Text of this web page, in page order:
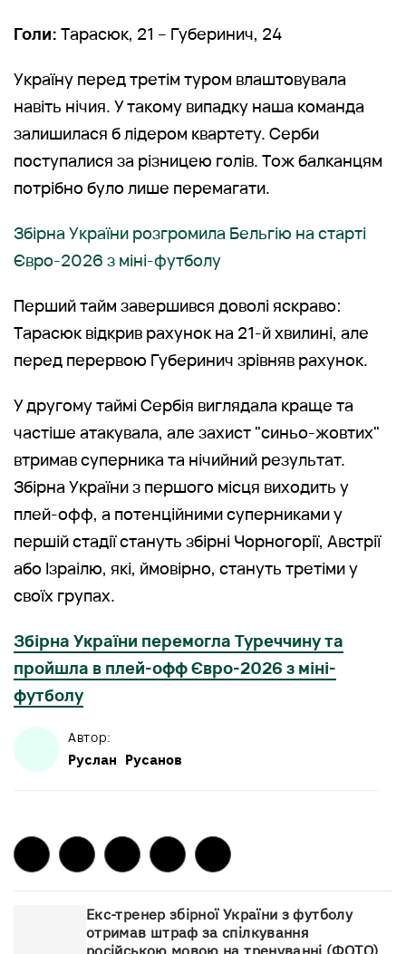
Голи: Тарасюк, 21 – Губеринич, 24
Україну перед третім туром влаштовувала
навіть нічия. У такому випадку наша команда
залишилася б лідером квартету. Серби
поступалися за різницею голів. Тож балканцям
потрібно було лише перемагати.
Збірна України розгромила Бельгію на старті
Євро-2026 з міні-футболу
Перший тайм завершився доволі яскраво:
Тарасюк відкрив рахунок на 21-й хвилині, але
перед перервою Губеринич зрівняв рахунок.
У другому таймі Сербія виглядала краще та
частіше атакувала, але захист "синьо-жовтих"
втримав суперника та нічийний результат.
Збірна України з першого місця виходить у
плей-офф, а потенційними суперниками у
першій стадії стануть збірні Чорногорії, Австрії
або Ізраілю, які, ймовірно, стануть третіми у
своїх групах.
Збірна України перемогла Туреччину та
пройшла в плей-офф Євро-2026 з міні-
футболу
Автор:
Руслан Русанов
Екс-тренер збірної України з футболу
отримав штраф за спілкування
російською мовою на тренуванні (ФОТО)